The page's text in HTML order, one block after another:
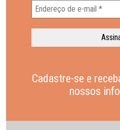
Cadastre-se e
nossos